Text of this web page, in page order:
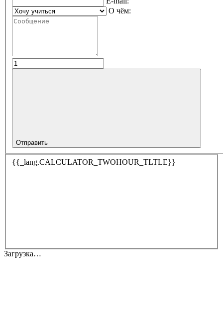
О чём:
Отправить
{{_lang.CALCULATOR_TWOHOUR_TLTLE}}
Загрузка…